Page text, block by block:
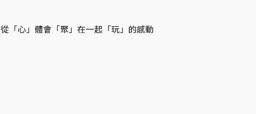
從「心」體會「聚」在一起「玩」的感動